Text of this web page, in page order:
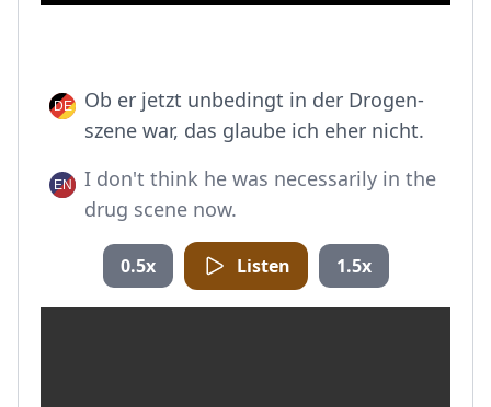
Ob er jetzt unbedingt in der Drogen-
szene war, das glaube ich eher nicht.
I don't think he was necessarily in the
drug scene now.
0.5x Listen 1.5x